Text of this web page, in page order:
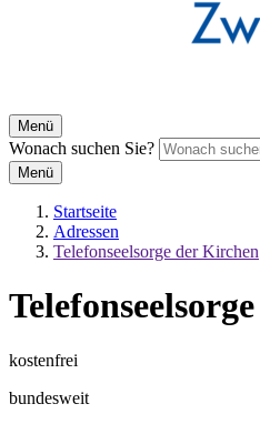
Menü
Wonach suchen Sie?
Menü
Startseite
Adressen
Telefonseelsorge der Kirchen
kostenfrei
bundesweit